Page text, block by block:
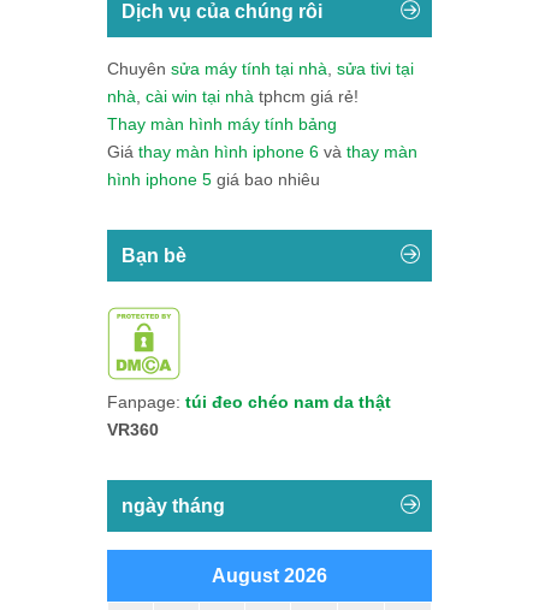
Dịch vụ của chúng rôi
Chuyên sửa máy tính tại nhà, sửa tivi tại
nhà, cài win tại nhà tphcm giá rẻ!
Thay màn hình máy tính bảng
Giá thay màn hình iphone 6 và thay màn
hình iphone 5 giá bao nhiêu
Bạn bè
Fanpage: túi đeo chéo nam da thật
VR360
ngày tháng
August 2026